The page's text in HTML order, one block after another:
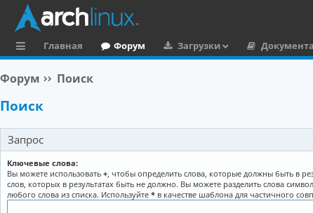
ы
л
к
и
Главная Форум Загрузки
Форум Поиск
Поиск
Запрос
Ключевые слова:
Вы можете использовать +, чтобы определить слова, которые должны быть в
слов, которых в результатах быть не должно. Вы можете разделить слова
любого слова из списка. Используйте * в качестве шаблона для частичного